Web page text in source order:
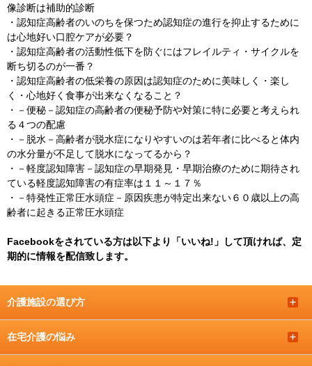
像診断は補助的診断
・ 認知症高齢者のいのちを保つため認知症の進行を抑止するために
は心地好い口腔ケアが必要？
・ 認知症高齢者の活動性低下を防ぐにはフレイルティ・サイクルを
断ち切るのが一番？
・ 認知症高齢者の低栄養の原因は認知症のために美味しく・楽し
く・心地好く食事が出来なくなること？
・ －便秘－認知症の高齢者の便秘予防や対策に特に必要と考えられ
る４つの配慮
・ －脱水－高齢者が脱水症になりやすいのは若年者に比べると体内
の水分量が不足して脱水になってるから？
・ －軽度認知障害－認知症の早期発見・早期治療のために期待され
ている軽度認知障害の有症率は１１～１７％
・ －特発性正常圧水頭症－原因疾患が特定出来ない６０歳以上の高
齢者に起きる正常圧水頭症
Facebookをされている方は以下より「いいね!」して頂ければ、定
期的に情報を配信致します。
介護施設の選び方
在宅介護の悩み